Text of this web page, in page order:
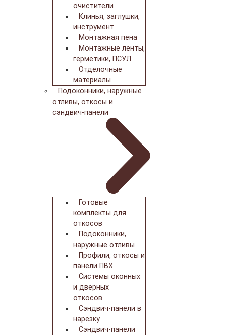
очистители
Клинья, заглушки,
инструмент
Монтажная пена
Монтажные ленты,
герметики, ПСУЛ
Отделочные
материалы
Подоконники, наружные
отливы, откосы и
сэндвич-панели
Готовые
комплекты для
откосов
Подоконники,
наружные отливы
Профили, откосы и
панели ПВХ
Системы оконных
и дверных
откосов
Сэндвич-панели в
нарезку
Сэндвич-панели